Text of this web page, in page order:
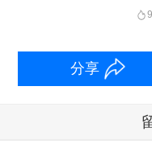
合作丨来点财经范
分享